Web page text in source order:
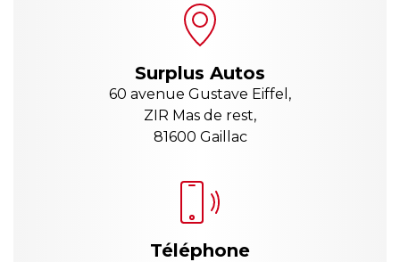
Surplus Autos
60 avenue Gustave Eiffel,
ZIR Mas de rest,
81600 Gaillac
Téléphone